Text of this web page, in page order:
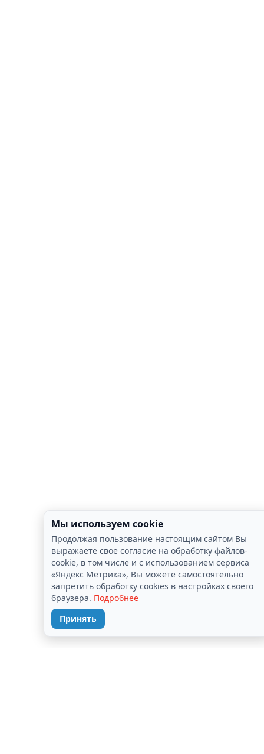
Мы используем cookie
Продолжая пользование настоящим сайтом Вы
выражаете свое согласие на обработку файлов-
cookie, в том числе и с использованием сервиса
«Яндекс Метрика», Вы можете самостоятельно
запретить обработку cookies в настройках своего
браузера. Подробнее
Принять